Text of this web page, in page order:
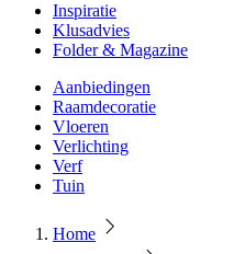
Inspiratie
Klusadvies
Folder & Magazine
Aanbiedingen
Raamdecoratie
Vloeren
Verlichting
Verf
Tuin
Home